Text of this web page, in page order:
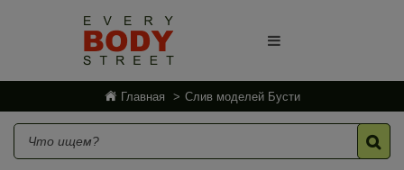
Главная Слив моделей Бусти